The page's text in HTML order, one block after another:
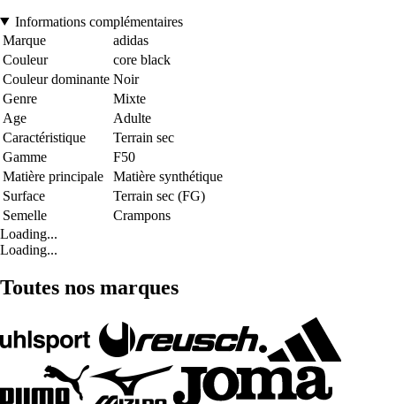
Informations complémentaires
Marque
adidas
Couleur
core black
Couleur dominante Noir
Genre
Mixte
Age
Adulte
Caractéristique
Terrain sec
Gamme
F50
Matière principale
Matière synthétique
Surface
Terrain sec (FG)
Semelle
Crampons
Loading...
Loading...
Toutes nos marques